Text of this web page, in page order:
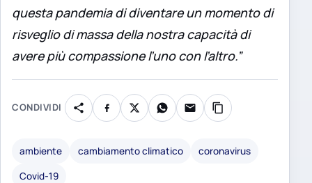
questa pandemia di diventare un momento di
risveglio di massa della nostra capacità di
avere più compassione l’uno con l’altro.”
CONDIVIDI
ambiente cambiamento climatico
coronavirus
Covid-19